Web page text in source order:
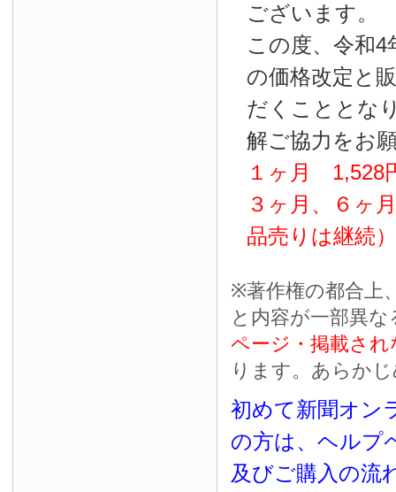
ございます。
この度、令和4
の価格改定と
だくこととな
解ご協力をお
１ヶ月 1,528
３ヶ月、６ヶ
品売りは継続）
※著作権の都合上
と内容が一部異な
ページ・掲載され
ります。あらか
初めて新聞オン
の方は、ヘルプ
及びご購入の流